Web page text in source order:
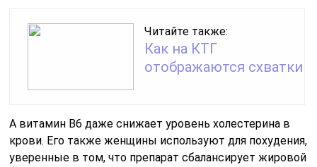
Читайте также:
Как на КТГ
отображаются схватки
А витамин В6 даже снижает уровень холестерина в
крови. Его также женщины используют для похудения,
уверенные в том, что препарат сбалансирует жировой